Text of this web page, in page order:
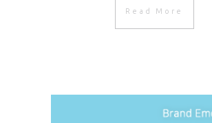
Read More